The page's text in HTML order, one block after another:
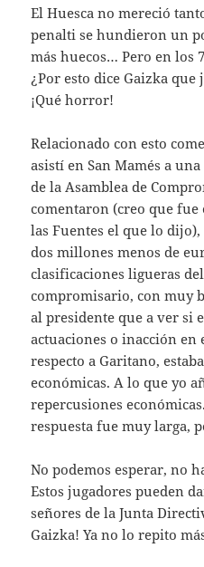
El Huesca no mereció
penalti se hundieron un
más huecos… Pero en los
¿Por esto dice Gaizka
¡Qué horror!
Relacionado con esto
asistí en San Mamés a
de la Asamblea de
comentaron (creo que
las Fuentes el que lo
dos millones menos de
clasificaciones ligueras
compromisario, con muy
al presidente que a ver si
actuaciones o inacción en
respecto a Garitano,
económicas. A lo que yo
repercusiones
respuesta fue muy larga,
No podemos esperar, no
Estos jugadores pueden
señores de la Junta
Gaizka! Ya no lo repito